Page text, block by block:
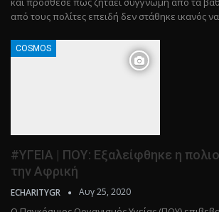
από τους πολίτες επειδή δεν στάθηκε ικανός
COSMOS
#ΥΓΕΙΑ | ΠΟΥ: Εξαλείφθηκε η
την Αφρική
ECHARITYGR Αυγ 25, 2020